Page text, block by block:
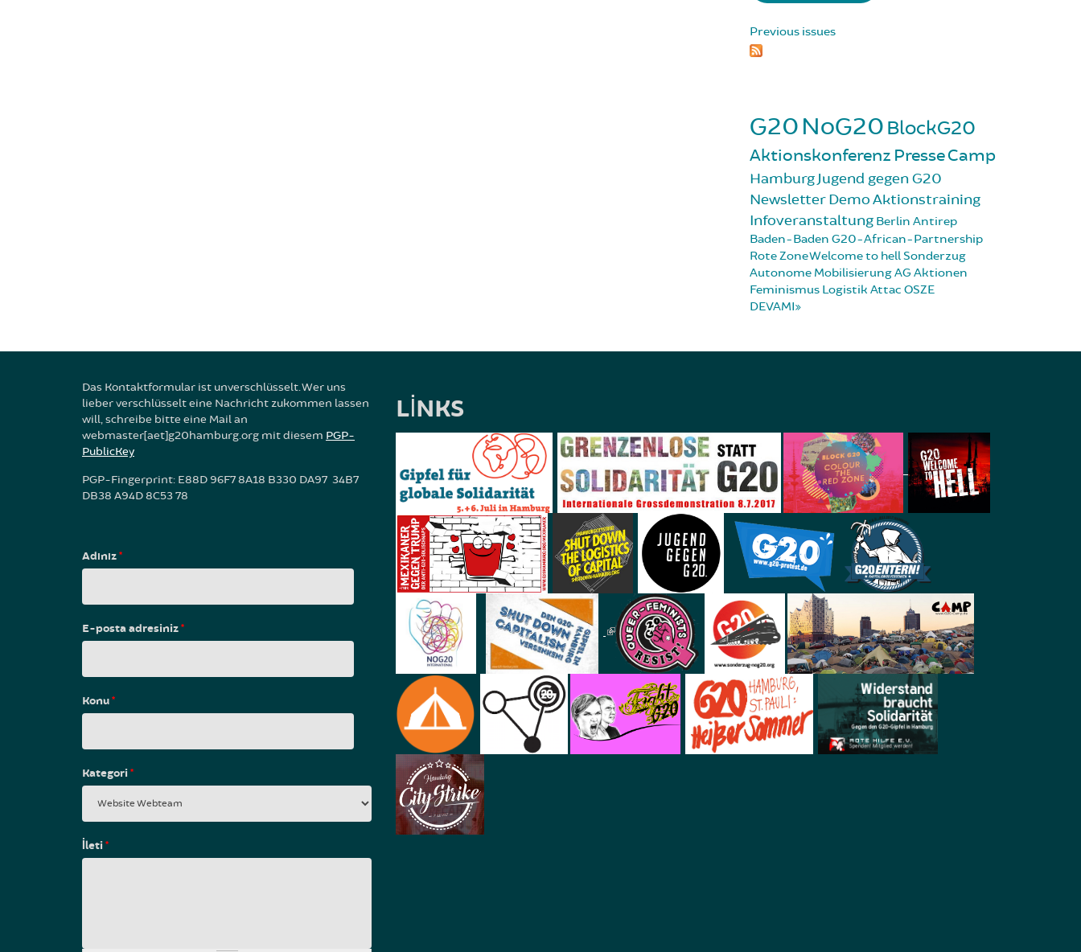
Previous issues
G20NoG20 BlockG20
Aktionskonferenz PresseCamp
HamburgJugend gegen G20
NewsletterDemoAktionstraining
Infoveranstaltung Berlin Antirep
Baden-Baden G20-African-Partnership
Rote ZoneWelcome to hellSonderzug
Autonome MobilisierungAG Aktionen
Feminismus Logistik Attac OSZE
DEVAMI
Das Kontaktformular ist unverschlüsselt. Wer uns
lieber verschlüsselt eine Nachricht zukommen lassen
will, schreibe bitte eine Mail an
webmaster[aet]g20hamburg.org mit diesem PGP-
PublicKey
PGP-Fingerprint: E88D 96F7 8A18 B330 DA97 34B7
DB38 A94D 8C53 78
Adınız*
E-posta adresiniz*
Konu*
Kategori*
İleti*
LINKS